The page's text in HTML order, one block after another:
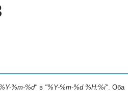
%m-%d" в "%Y-%m-%d %H:%i". Оба